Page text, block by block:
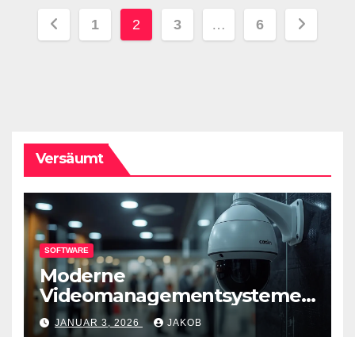
Seitennummerierung
1 2 3 … 6
Versäumt
SOFTWARE
Moderne
Videomanagementsysteme
(VMS) – mehr als nur
JANUAR 3, 2026 JAKOB